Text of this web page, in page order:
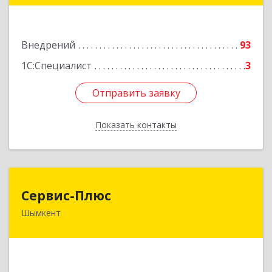
Внедрений
93
1С:Специалист
3
Отправить заявку
Показать контакты
Отправить заявку
Назад
Сервис-Плюс
Шымкент
КАЗАХСТАН, 160012, г.Шымкент, пр.Республики,